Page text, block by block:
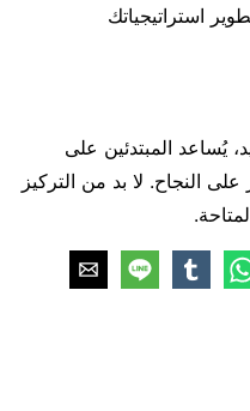
استراتيجياتك
يُساعد المبتدئين على
النجاح. لا بد من التركيز